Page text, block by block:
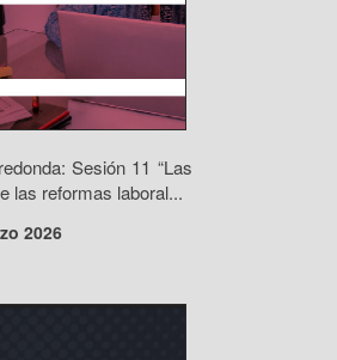
Sesión 11 “Las
las reformas laboral...
2026